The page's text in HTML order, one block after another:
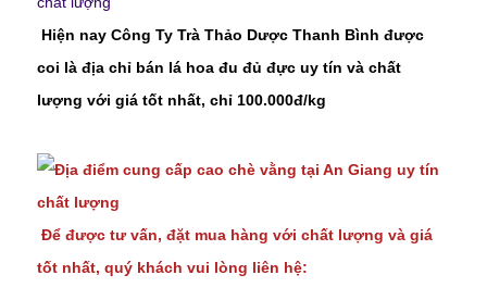
Hiện nay Công Ty Trà Thảo Dược Thanh Bình được
coi là địa chỉ bán lá hoa đu đủ đực uy tín và chất
lượng với giá tốt nhất, chỉ 100.000đ/kg
Để được tư vấn, đặt mua hàng với chất lượng và giá
tốt nhất, quý khách vui lòng liên hệ: